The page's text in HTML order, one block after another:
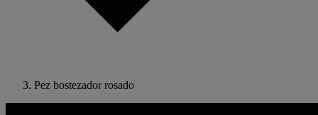
Pez bostezador rosado